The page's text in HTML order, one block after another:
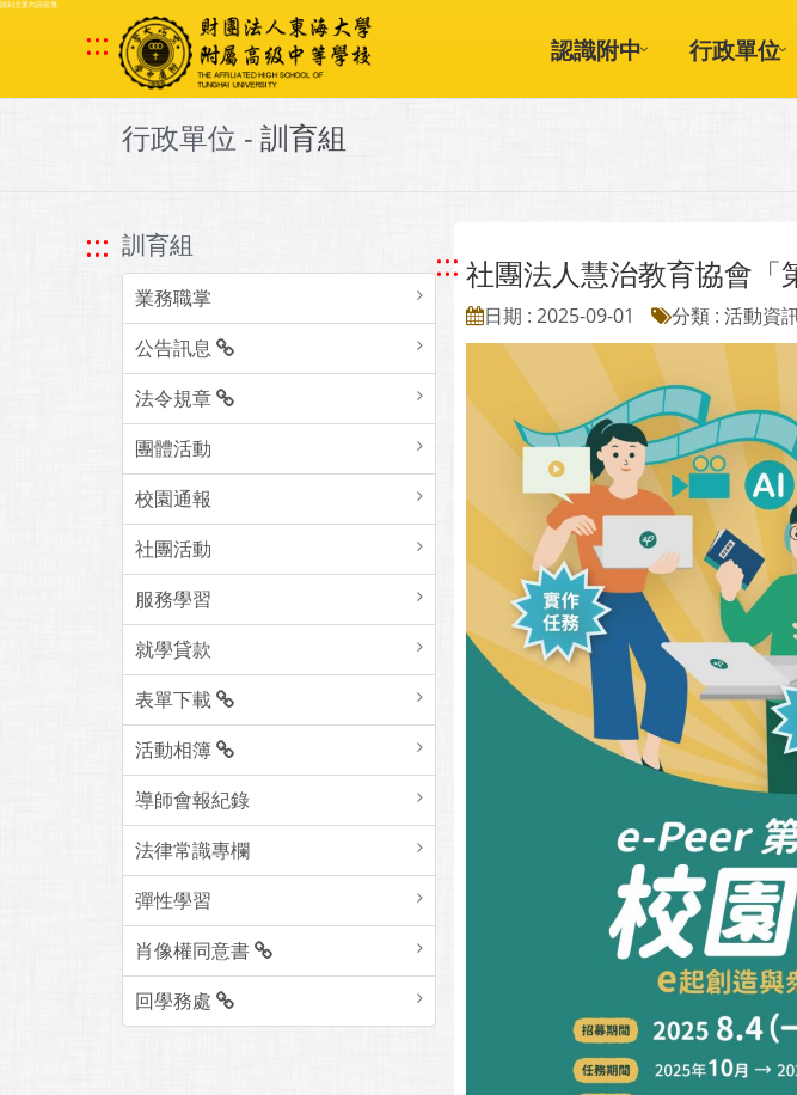
跳到主要內容區塊
::: 認識附中 行政單位
行政單位 - 訓育組
::: 訓育組
業務職掌
公告訊息
法令規章
團體活動
校園通報
社團活動
服務學習
就學貸款
表單下載
活動相簿
導師會報紀錄
法律常識專欄
彈性學習
肖像權同意書
回學務處
::: 社團法人慧治教育協會「
日期 : 2025-09-01 分類 : 活動資